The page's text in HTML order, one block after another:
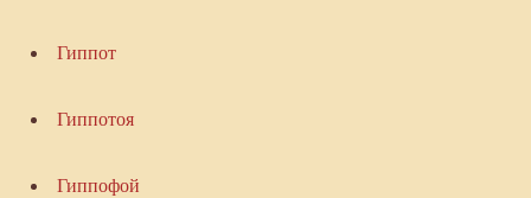
Гиппот
Гиппотоя
Гиппофой